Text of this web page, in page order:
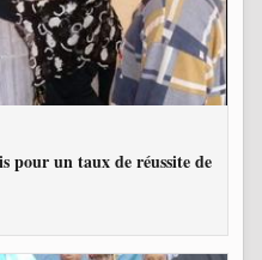
pour un taux de réussite de